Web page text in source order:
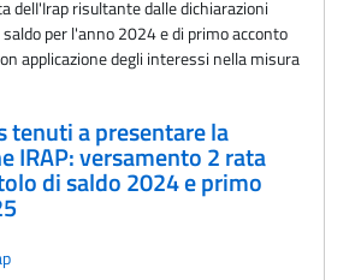
delI'Irap risultante dalle dichiarazioni
per l'anno 2024 e di primo acconto
applicazione degli interessi nella misura
tenuti a presentare la
IRAP: versamento 2 rata
di saldo 2024 e primo